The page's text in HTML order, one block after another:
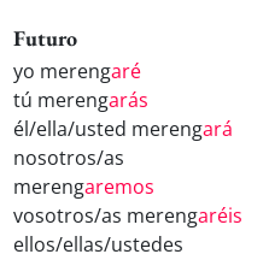
Futuro
yo merengaré
tú merengarás
él/ella/usted merengará
nosotros/as
merengaremos
vosotros/as merengaréis
ellos/ellas/ustedes